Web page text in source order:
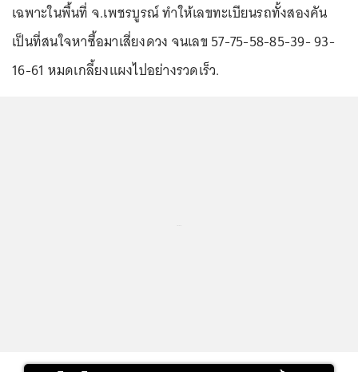
เฉพาะในพื้นที่ จ.เพชรบูรณ์ ทำให้เลขทะเบียนรถทั้งสองคัน
เป็นที่สนใจหาซื้อมาเสี่ยงดวง จนเลข 57-75-58-85-39- 93-
16-61 หมดเกลี้ยงแผงไปอย่างรวดเร็ว.